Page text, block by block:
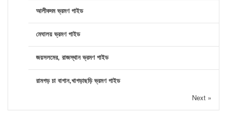
আলীকদম ভ্রমণ গাইড
মেঘালয় ভ্রমণ গাইড
জয়সলমের, রাজস্থান ভ্রমণ গাইড
রামগড় চা বাগান,খাগড়াছড়ি ভ্রমণ গাইড
Next »